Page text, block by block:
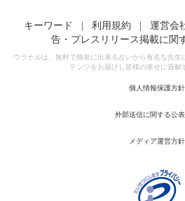
キーワード 利用規約 運営会
告・プレスリリース掲載に関
ウラナルは、無料で簡単に出来る占いから有名な先
テンツをお届けし皆様の幸せに貢献
個人情報保護方針
外部送信に関する公
メディア運営方針